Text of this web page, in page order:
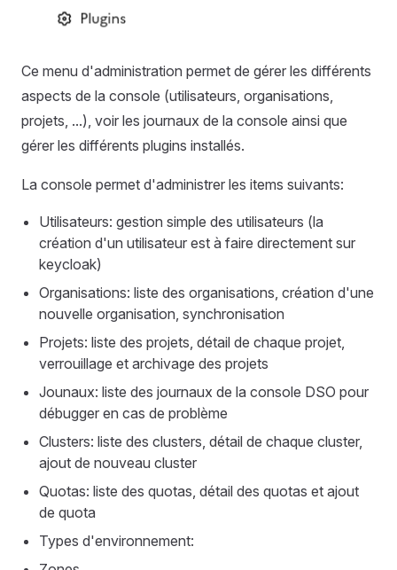
Ce menu d'administration permet de gérer les différents
aspects de la console (utilisateurs, organisations,
projets, ...), voir les journaux de la console ainsi que
gérer les différents plugins installés.
La console permet d'administrer les items suivants:
Utilisateurs: gestion simple des utilisateurs (la
création d'un utilisateur est à faire directement sur
keycloak)
Organisations: liste des organisations, création d'une
nouvelle organisation, synchronisation
Projets: liste des projets, détail de chaque projet,
verrouillage et archivage des projets
Jounaux: liste des journaux de la console DSO pour
débugger en cas de problème
Clusters: liste des clusters, détail de chaque cluster,
ajout de nouveau cluster
Quotas: liste des quotas, détail des quotas et ajout
de quota
Types d'environnement: